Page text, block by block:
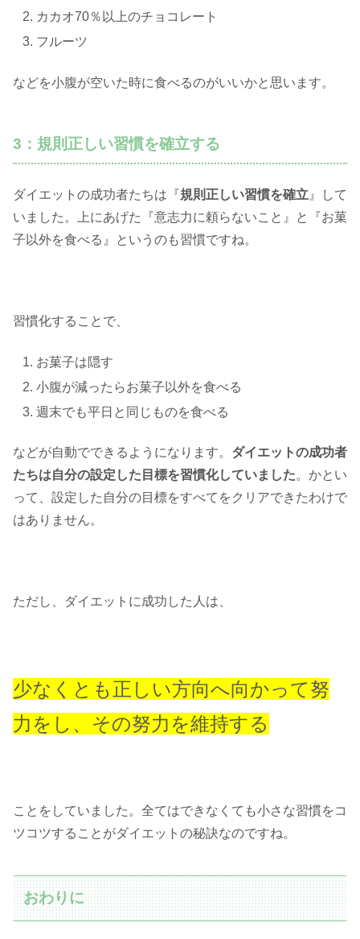
カカオ70％以上のチョコレート
フルーツ
などを小腹が空いた時に食べるのがいいかと思います。
3：規則正しい習慣を確立する
ダイエットの成功者たちは『規則正しい習慣を確立 』して
いました。上にあげた『意志力に頼らないこと』と『お菓
子以外を食べる』というのも習慣ですね。
習慣化することで、
お菓子は隠す
小腹が減ったらお菓子以外を食べる
週末でも平日と同じものを食べる
などが自動でできるようになります。 ダイエットの成功者
たちは自分の設定した目標を習慣化していました。かとい
って、設定した自分の目標をすべてをクリアできたわけで
はありません。
ただし、ダイエットに成功した人は、
少なくとも正しい方向へ向かって努
力をし、その努力を維持する
ことをしていました。全てはできなくても小さな習慣をコ
ツコツすることがダイエットの秘訣なのですね。
おわりに